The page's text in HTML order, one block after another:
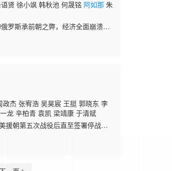
贤 徐小飒 韩秋池 何晟铭 阿如那 朱
罗斯承前朝之弊，经济全面崩溃。
此纷乱之际，改革开放之初的中
杰 张宥浩 吴昊宸 王挺 郭晓东 李
龙 辛柏青 袁凯 梁靖康 于清斌
援朝第五次战役后直至签署停战协
面对敌人的一再挑衅，中华儿女合